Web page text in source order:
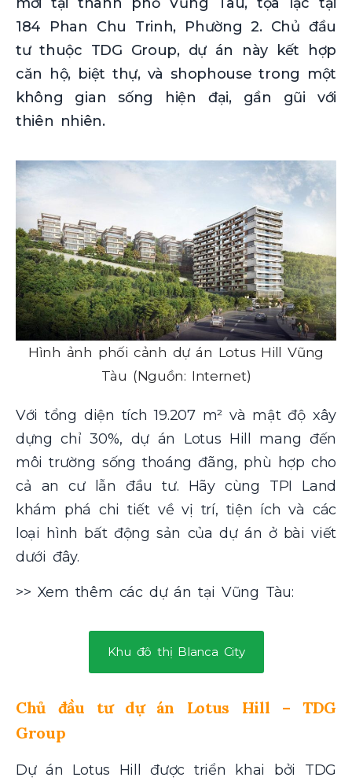
184 Phan Chu Trinh, Phường 2. Chủ đầu
tư thuộc TDG Group, dự án này kết hợp
căn hộ, biệt thự, và shophouse trong một
không gian sống hiện đại, gần gũi với
thiên nhiên.
Hình ảnh phối cảnh dự án Lotus Hill Vũng
Tàu (Nguồn: Internet)
Với tổng diện tích 19.207 m² và mật độ xây
dựng chỉ 30%, dự án Lotus Hill mang đến
môi trường sống thoáng đãng, phù hợp cho
cả an cư lẫn đầu tư. Hãy cùng TPI Land
khám phá chi tiết về vị trí, tiện ích và các
loại hình bất động sản của dự án ở bài viết
dưới đây.
>> Xem thêm các dự án tại Vũng Tàu:
Khu đô thị Blanca City
Chủ đầu tư dự án Lotus Hill – TDG
Group
Dự án Lotus Hill được triển khai bởi TDG